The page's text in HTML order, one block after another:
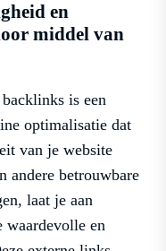
en
middel van
is een
optimalisatie dat
van je website
andere betrouwbare
laat je aan
waardevolle en